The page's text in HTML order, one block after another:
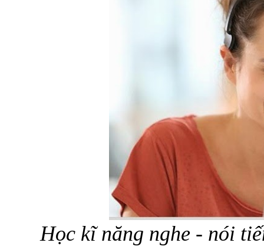
Học kĩ năng nghe - nói